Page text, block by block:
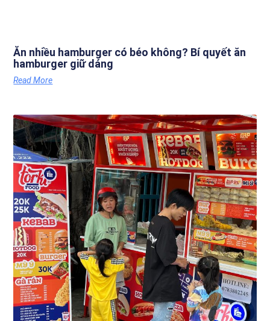
Ăn nhiều hamburger có béo không? Bí quyết ăn
hamburger giữ dáng
Read More